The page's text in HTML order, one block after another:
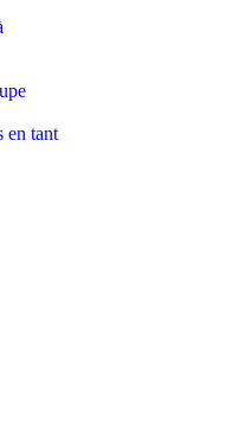
en tant